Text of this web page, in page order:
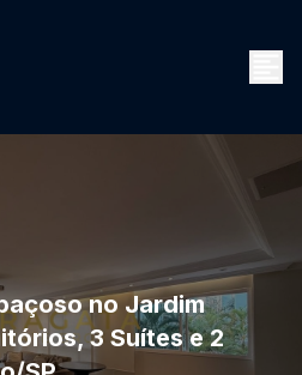
no Jardim
3 Suítes e 2